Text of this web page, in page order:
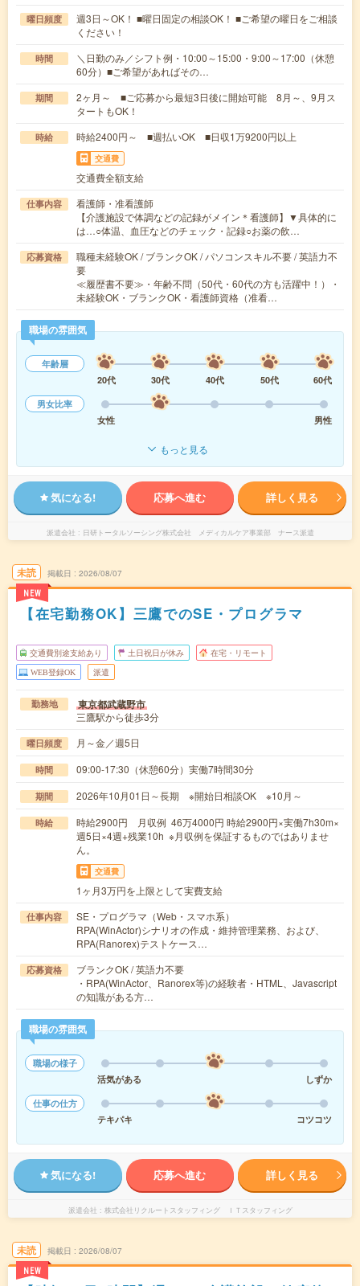
曜日頻度
週3日～OK！ ■曜日固定の相談OK！ ■ご希望の曜日をご相談
ください！
時間
＼日勤のみ／シフト例・10:00～15:00・9:00～17:00（休憩
60分）■ご希望があればその…
期間
2ヶ月～ ■ご応募から最短3日後に開始可能 8月～、9月ス
タートもOK！
時給 時給2400円～ ■週払いOK ■日収1万9200円以上
交通費
交通費全額支給
仕事内容
看護師・准看護師
【介護施設で体調などの記録がメイン＊看護師】▼具体的に
は…○体温、血圧などのチェック・記録○お薬の飲…
応募資格
職種未経験OK / ブランクOK / パソコンスキル不要 / 英語力不
要
≪履歴書不要≫・年齢不問（50代・60代の方も活躍中！）・
未経験OK・ブランクOK・看護師資格（准看…
職場の雰囲気
年齢層
20代
30代 40代 50代
60代
男女比率
女性
男性
もっと見る
気になる! 応募へ進む 詳しく見る
派遣会社 日研トータルソーシング株式会社 メディカルケア事業部 ナース派遣
未読
NEW
掲載日 2026/08/07
【在宅勤務OK】三鷹でのSE・プログラマ
交通費別途支給あり 土日祝日が休み 在宅・リモート
WEB登録OK 派遣
勤務地 東京都武蔵野市
三鷹駅から徒歩3分
曜日頻度 月～金／週5日
時間 09:00-17:30（休憩60分）実働7時間30分
期間 2026年10月01日～長期 ※開始日相談OK ※10月～
時給
時給2900円 月収例 46万4000円 時給2900円×実働7h30m×
週5日×4週+残業10h ※月収例を保証するものではありませ
ん。
交通費
1ヶ月3万円を上限として実費支給
仕事内容
SE・プログラマ（Web・スマホ系）
RPA(WinActor)シナリオの作成・維持管理業務、および、
RPA(Ranorex)テストケース…
応募資格
ブランクOK / 英語力不要
・RPA(WinActor、Ranorex等)の経験者・HTML、Javascript
の知識がある方…
職場の雰囲気
職場の様子
活気がある
しずか
仕事の仕方
テキパキ
コツコツ
気になる! 応募へ進む 詳しく見る
派遣会社 株式会社リクルートスタッフィング ＩＴスタッフィング
未読
NEW
掲載日 2026/08/07